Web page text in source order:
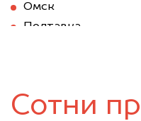
Омск
Полтавка
Усть-Ишим
Сотни